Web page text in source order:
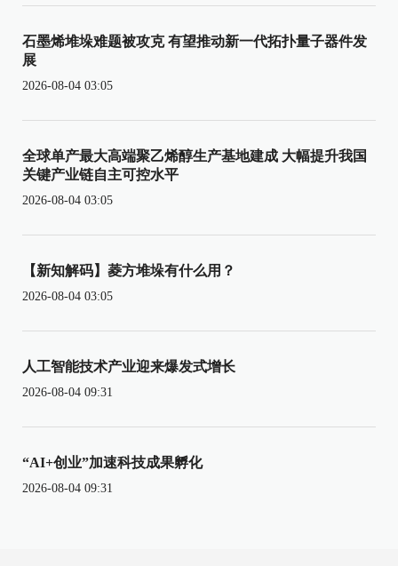
石墨烯堆垛难题被攻克 有望推动新一代拓扑量子器件发
展
2026-08-04 03:05
全球单产最大高端聚乙烯醇生产基地建成 大幅提升我国
关键产业链自主可控水平
2026-08-04 03:05
【新知解码】菱方堆垛有什么用？
2026-08-04 03:05
人工智能技术产业迎来爆发式增长
2026-08-04 09:31
“AI+创业”加速科技成果孵化
2026-08-04 09:31